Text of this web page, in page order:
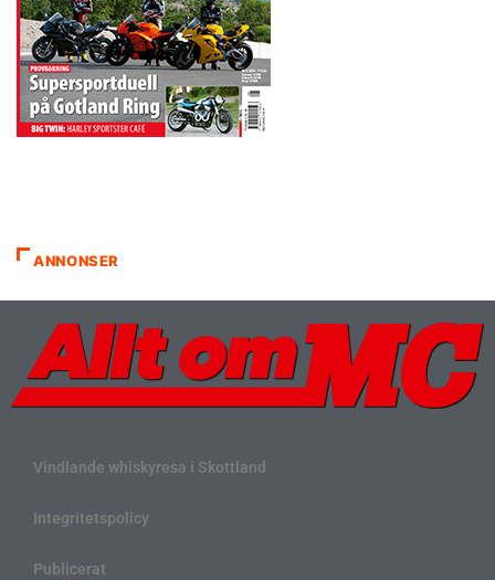
ANNONSER
Vindlande whiskyresa i Skottland
Integritetspolicy
Publicerat